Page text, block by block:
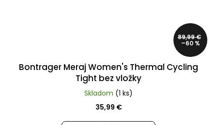
89,99 €
–60 %
Bontrager Meraj Women's Thermal Cycling
Tight bez vložky
Skladom (1 ks)
35,99 €